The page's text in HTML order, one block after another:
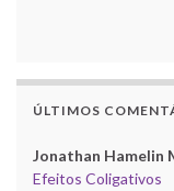
ÚLTIMOS
Jonathan Hamelin
Efeitos Coligativos